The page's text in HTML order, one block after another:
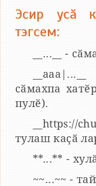
Эсир усӑ
тэгсем:
__...__ -
сӑмахпа
пулӗ).
__https://
тулаш каҫӑ
**...** -
~~...~~ -